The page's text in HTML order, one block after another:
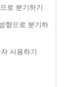
로 분기하기
향으로 분기하
사용하기